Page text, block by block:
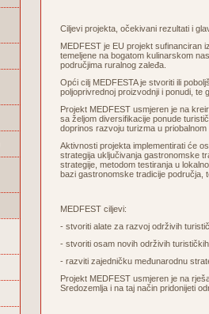
Ciljevi projekta, očekivani rezultati i
MEDFEST je EU projekt sufinanciran
temeljene na bogatom kulinarskom
područjima ruralnog zaleđa.
Opći cilj MEDFESTA je stvoriti ili
poljoprivrednoj proizvodnji i ponudi, te
Projekt MEDFEST usmjeren je na
sa željom diversifikacije ponude
doprinos razvoju turizma u
Aktivnosti projekta implementirati će
strategija uključivanja gastronomske
strategije, metodom testiranja u
bazi gastronomske tradicije područja,
MEDFEST ciljevi:
- stvoriti alate za razvoj održivih
- stvoriti osam novih održivih
- razviti zajedničku međunarodnu
Projekt MEDFEST usmjeren je na
Sredozemlja i na taj način pridonijeti